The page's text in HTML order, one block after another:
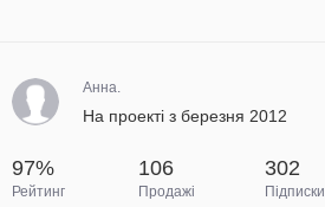
Анна.
На проекті з березня 2012
97%
Рейтинг
106
Продажі
302
Підписки